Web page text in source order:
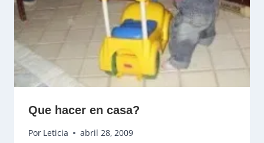
Que hacer en casa?
Por Leticia abril 28, 2009